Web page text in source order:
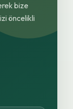
bize
öncelikli